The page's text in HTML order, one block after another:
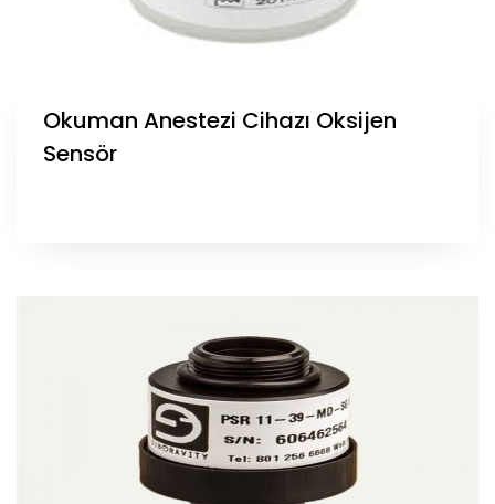
Okuman Anestezi Cihazı Oksijen
Sensör